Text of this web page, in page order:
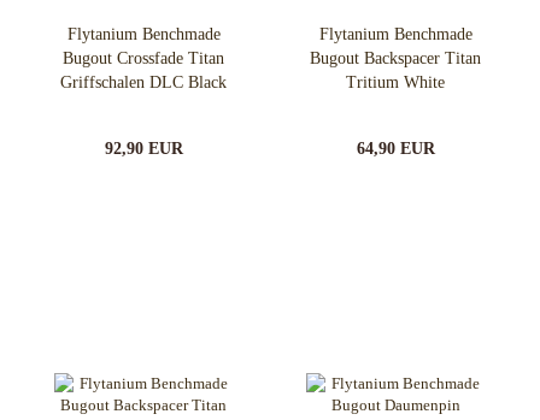
Flytanium Benchmade
Bugout Crossfade Titan
Griffschalen DLC Black
92,90 EUR
Flytanium Benchmade
Bugout Backspacer Titan
Tritium White
64,90 EUR